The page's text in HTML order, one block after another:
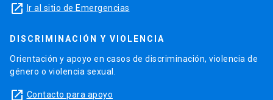
launch Ir al sitio de Emergencias
DISCRIMINACIÓN Y VIOLENCIA
Orientación y apoyo en casos de discriminación, violencia de
género o violencia sexual.
launch Contacto para apoyo